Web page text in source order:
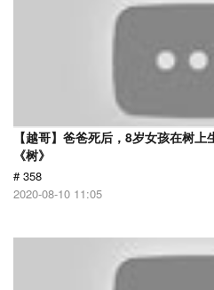
【越哥】爸爸死后，8岁女孩在树
《树》
# 358
2020-08-10 11:05